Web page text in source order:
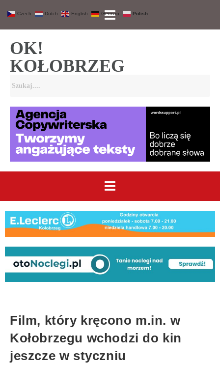
OK!
KOŁOBRZEG
Film, który kręcono m.in. w
Kołobrzegu wchodzi do kin
jeszcze w styczniu
Czech Dutch English German Polish